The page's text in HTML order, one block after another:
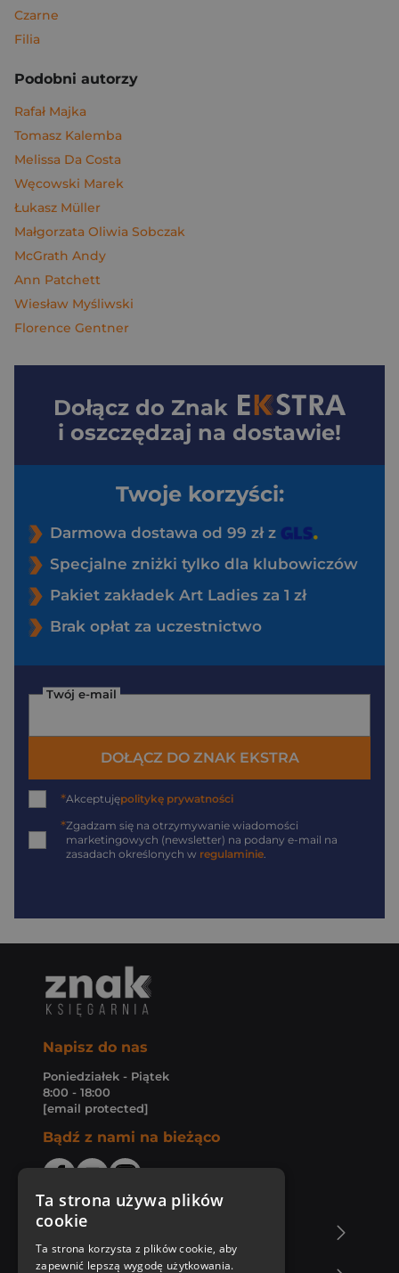
Czarne
Filia
Podobni autorzy
Rafał Majka
Tomasz Kalemba
Melissa Da Costa
Węcowski Marek
Łukasz Müller
Małgorzata Oliwia Sobczak
McGrath Andy
Ann Patchett
Wiesław Myśliwski
Florence Gentner
Dołącz do Znak
i oszczędzaj na dostawie!
Twoje korzyści:
Darmowa dostawa od 99 zł z
Specjalne zniżki tylko dla klubowiczów
Pakiet zakładek Art Ladies za 1 zł
Brak opłat za uczestnictwo
Twój e-mail
DOŁĄCZ DO ZNAK EKSTRA
*Akceptujępolitykę prywatności
*Zgadzam się na otrzymywanie wiadomości
marketingowych (newsletter) na podany e-mail na
zasadach określonych w regulaminie.
Napisz do nas
Poniedziałek - Piątek
8:00 - 18:00
[email protected]
Bądź z nami na bieżąco
Ta strona używa plików
cookie
Ta strona korzysta z plików cookie, aby
zapewnić lepszą wygodę użytkowania.